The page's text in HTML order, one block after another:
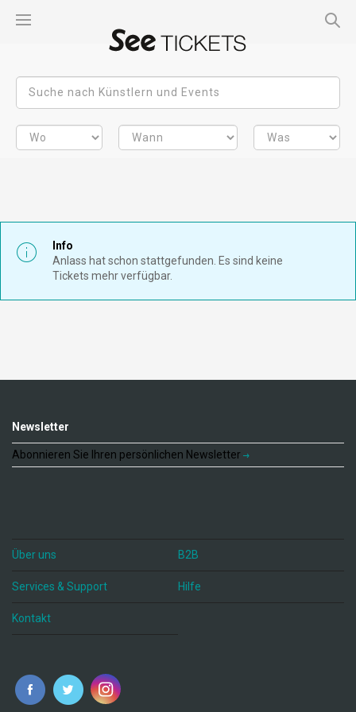
Info
Anlass hat schon stattgefunden. Es sind keine
Tickets mehr verfügbar.
Newsletter
Abonnieren Sie Ihren persönlichen Newsletter
Über uns B2B
Services & Support Hilfe
Kontakt